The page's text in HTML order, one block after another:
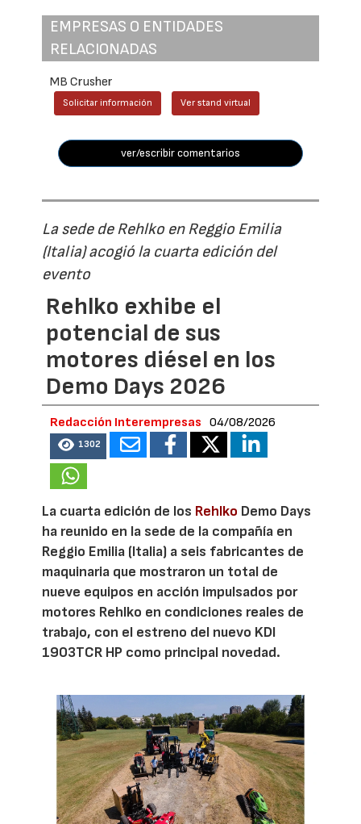
EMPRESAS O ENTIDADES
RELACIONADAS
MB Crusher
Solicitar información Ver stand virtual
ver/escribir comentarios
La sede de Rehlko en Reggio Emilia
(Italia) acogió la cuarta edición del
evento
Rehlko exhibe el
potencial de sus
motores diésel en los
Demo Days 2026
Redacción Interempresas 04/08/2026
1302
La cuarta edición de los Rehlko Demo Days
ha reunido en la sede de la compañía en
Reggio Emilia (Italia) a seis fabricantes de
maquinaria que mostraron un total de
nueve equipos en acción impulsados por
motores Rehlko en condiciones reales de
trabajo, con el estreno del nuevo KDI
1903TCR HP como principal novedad.